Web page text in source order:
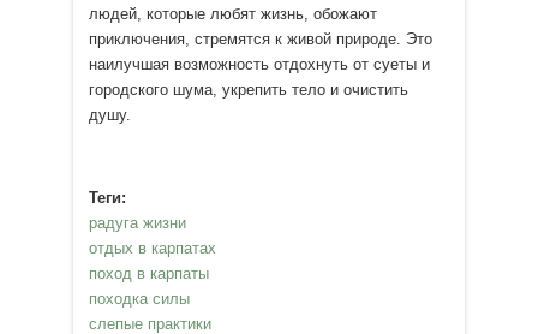
людей, которые любят жизнь, обожают
приключения, стремятся к живой природе. Это
наилучшая возможность отдохнуть от суеты и
городского шума, укрепить тело и очистить
душу.
Теги:
радуга жизни
отдых в карпатах
поход в карпаты
походка силы
слепые практики